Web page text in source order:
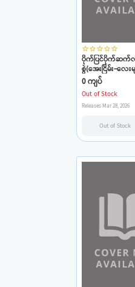
star_borderstar_borderstar_borderstar_borderstar_border
ပိုက်ပြင်ပိုက်ဆ
စွဲ(အေးငြိမ်း-လေး
0 ကျပ်
Out of Stock
Releases Mar 28, 2026
Out of Stock